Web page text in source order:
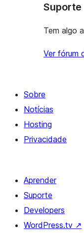
reviews
Suporte
Tem algo
Ver fórum
Sobre
Notícias
Hosting
Privacidade
Aprender
Suporte
Developers
WordPress.tv ↗